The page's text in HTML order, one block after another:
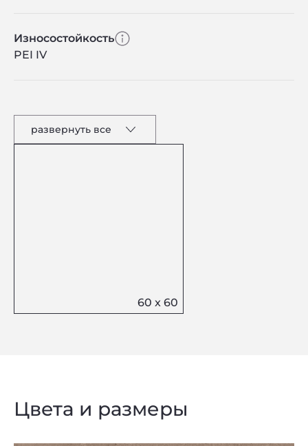
Износостойкость
PEI IV
развернуть все
Цвета и размеры